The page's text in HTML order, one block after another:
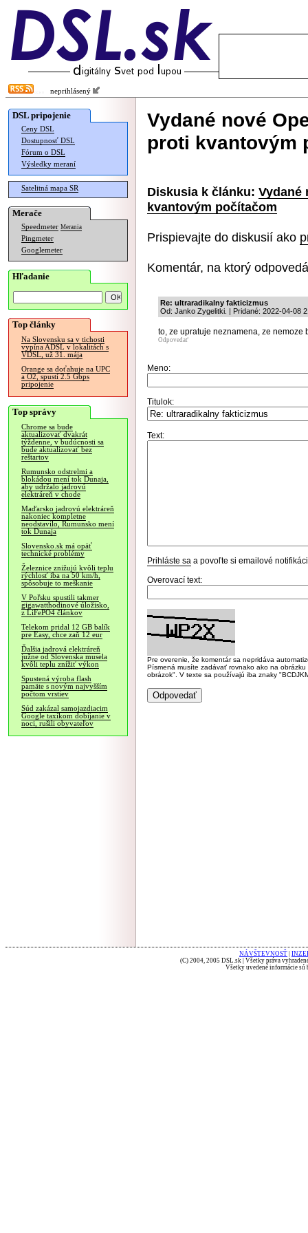
neprihlásený
DSL pripojenie
Ceny DSL
Dostupnosť DSL
Fórum o DSL
Výsledky meraní
Satelitná mapa SR
Merače
Speedmeter Merania
Pingmeter
Googlemeter
Hľadanie
Top články
Na Slovensku sa v tichosti
vypína ADSL v lokalitách s
VDSL, už 31. mája
Orange sa doťahuje na UPC
a O2, spustí 2.5 Gbps
pripojenie
Top správy
Chrome sa bude
aktualizovať dvakrát
týždenne, v budúcnosti sa
bude aktualizovať bez
reštartov
Rumunsko odstrelmi a
blokádou mení tok Dunaja,
aby udržalo jadrovú
elektráreň v chode
Maďarsko jadrovú elektráreň
nakoniec kompletne
neodstavilo, Rumunsko mení
tok Dunaja
Slovensko.sk má opäť
technické problémy
Železnice znižujú kvôli teplu
rýchlosť iba na 50 km/h,
spôsobuje to meškanie
V Poľsku spustili takmer
gigawatthodinové úložisko,
z LiFePO4 článkov
Telekom pridal 12 GB balík
pre Easy, chce zaň 12 eur
Ďalšia jadrová elektráreň
južne od Slovenska musela
kvôli teplu znížiť výkon
Spustená výroba flash
pamäte s novým najvyšším
počtom vrstiev
Súd zakázal samojazdiacim
Google taxíkom dobíjanie v
noci, rušili obyvateľov
Vydané nové
proti kvantovým
Diskusia k článku: Vydané
kvantovým počítačom
Prispievajte do diskusií ako
Komentár, na ktorý
Re: ultraradikalny fakticizmus
Od: Janko Zygelitki. | Pridané: 2022-04-08
to, ze upratuje neznamena, ze nemoze
Odpovedať
Meno:
Titulok:
Text:
Prihláste sa a povoľte si emailové
Overovací text:
Pre overenie, že komentár sa nepridáva
Písmená musíte zadávať rovnako ako na
obrázok". V texte sa používajú iba znaky
NÁVŠTEVNOSŤ
(C) 2004, 2005 DSL.sk | Všetky práva
Všetky uvedené informácie sú